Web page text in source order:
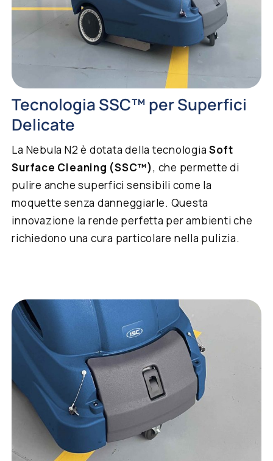
Tecnologia SSC™ per Superfici
Delicate
La Nebula N2 è dotata della tecnologiaSoft
Surface Cleaning (SSC™), che permette di
pulire anche superfici sensibili come la
moquette senza danneggiarle. Questa
innovazione la rende perfetta per ambienti che
richiedono una cura particolare nella pulizia.